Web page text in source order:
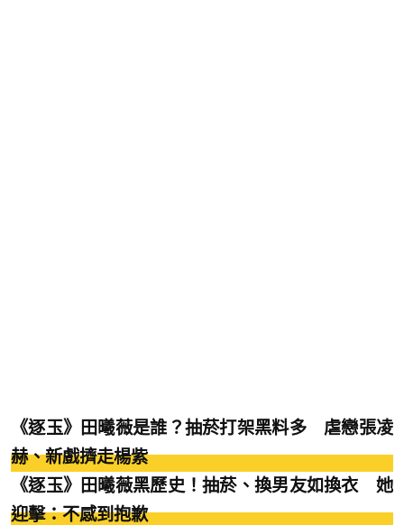
《逐玉》田曦薇是誰？抽菸打架黑料多 虐戀張凌
赫、新戲擠走楊紫
《逐玉》田曦薇黑歷史！抽菸、換男友如換衣 她
迎擊：不感到抱歉